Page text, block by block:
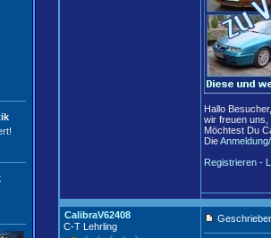
Hallo Besucher,
wir freuen
Möchtest Du
Die
Registrieren -
CalibraV62408
C-T Lehrling